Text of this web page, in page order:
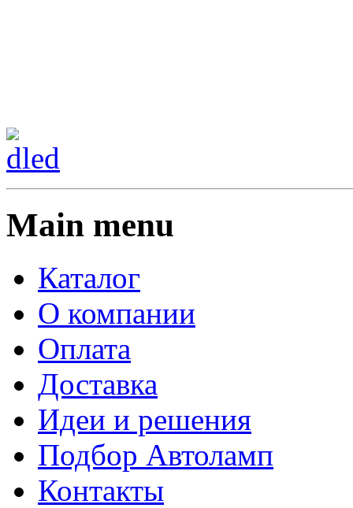
Main menu
Каталог
О компании
Оплата
Доставка
Идеи и решения
Подбор Автоламп
Контакты